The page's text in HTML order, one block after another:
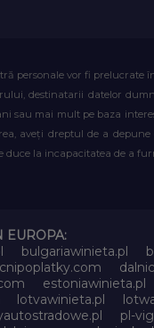
personale vor fi
destinatarii datelor
sau mai mult pe baza
aveți dreptul de a
duce la incapacitatea de a
EUROPA:
bulgariawinieta.pl
estoniawinieta.pl
lotvawinieta.pl
pl-